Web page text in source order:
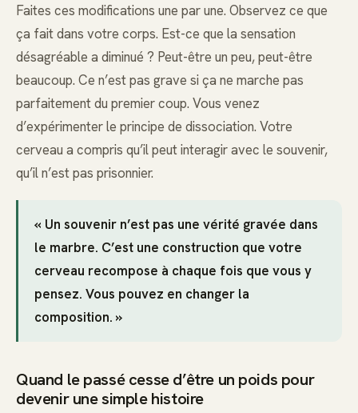
Faites ces modifications une par une. Observez ce que
ça fait dans votre corps. Est-ce que la sensation
désagréable a diminué ? Peut-être un peu, peut-être
beaucoup. Ce n’est pas grave si ça ne marche pas
parfaitement du premier coup. Vous venez
d’expérimenter le principe de dissociation. Votre
cerveau a compris qu’il peut interagir avec le souvenir,
qu’il n’est pas prisonnier.
« Un souvenir n’est pas une vérité gravée dans
le marbre. C’est une construction que votre
cerveau recompose à chaque fois que vous y
pensez. Vous pouvez en changer la
composition. »
Quand le passé cesse d’être un poids pour
devenir une simple histoire